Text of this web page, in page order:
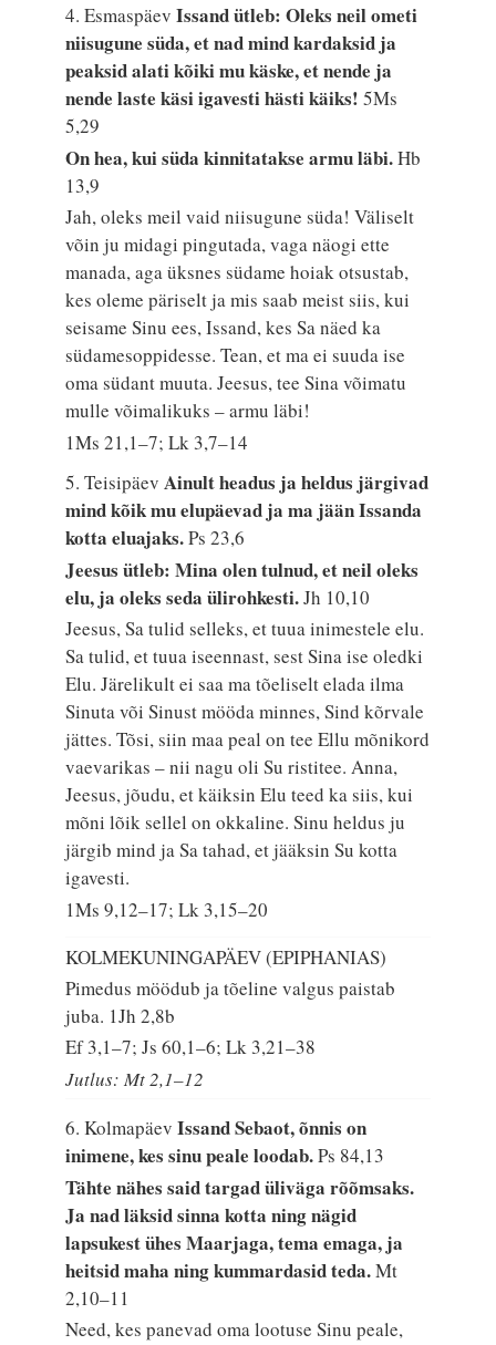
4. EsmaspäevIssand ütleb: Oleks neil ometi
niisugune süda, et nad mind kardaksid ja
peaksid alati kõiki mu käske, et nende ja
nende laste käsi igavesti hästi käiks!5Ms
5,29
On hea, kui süda kinnitatakse armu läbi.Hb
13,9
Jah, oleks meil vaid niisugune süda! Väliselt
võin ju midagi pingutada, vaga näogi ette
manada, aga üksnes südame hoiak otsustab,
kes oleme päriselt ja mis saab meist siis, kui
seisame Sinu ees, Issand, kes Sa näed ka
südamesoppidesse. Tean, et ma ei suuda ise
oma südant muuta. Jeesus, tee Sina võimatu
mulle võimalikuks – armu läbi!
1Ms 21,1–7; Lk 3,7–14
5. TeisipäevAinult headus ja heldus järgivad
mind kõik mu elupäevad ja ma jään Issanda
kotta eluajaks.Ps 23,6
Jeesus ütleb: Mina olen tulnud, et neil oleks
elu, ja oleks seda ülirohkesti.Jh 10,10
Jeesus, Sa tulid selleks, et tuua inimestele elu.
Sa tulid, et tuua iseennast, sest Sina ise oledki
Elu. Järelikult ei saa ma tõeliselt elada ilma
Sinuta või Sinust mööda minnes, Sind kõrvale
jättes. Tõsi, siin maa peal on tee Ellu mõnikord
vaevarikas – nii nagu oli Su ristitee. Anna,
Jeesus, jõudu, et käiksin Elu teed ka siis, kui
mõni lõik sellel on okkaline. Sinu heldus ju
järgib mind ja Sa tahad, et jääksin Su kotta
igavesti.
1Ms 9,12–17; Lk 3,15–20
KOLMEKUNINGAPÄEV (EPIPHANIAS)
Pimedus möödub ja tõeline valgus paistab
juba. 1Jh 2,8b
Ef 3,1–7; Js 60,1–6; Lk 3,21–38
Jutlus: Mt 2,1–12
6. KolmapäevIssand Sebaot, õnnis on
inimene, kes sinu peale loodab.Ps 84,13
Tähte nähes said targad üliväga rõõmsaks.
Ja nad läksid sinna kotta ning nägid
lapsukest ühes Maarjaga, tema emaga, ja
heitsid maha ning kummardasid teda.Mt
2,10–11
Need, kes panevad oma lootuse Sinu peale,